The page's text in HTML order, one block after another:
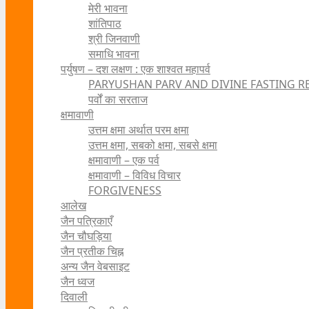
मेरी भावना
शांतिपाठ
श्री जिनवाणी
समाधि भावना
पर्युषण – दश लक्षण : एक शाश्वत महापर्व
PARYUSHAN PARV AND DIVINE FASTING
पर्वों का सरताज
क्षमावाणी
उत्तम क्षमा अर्थात परम क्षमा
उत्तम क्षमा, सबको क्षमा, सबसे क्षमा
क्षमावाणी – एक पर्व
क्षमावाणी – विविध विचार
FORGIVENESS
आलेख
जैन पत्रिकाएँ
जैन चौघड़िया
जैन प्रतीक चिह्न
अन्य जैन वेबसाइट
जैन ध्वज
दिवाली